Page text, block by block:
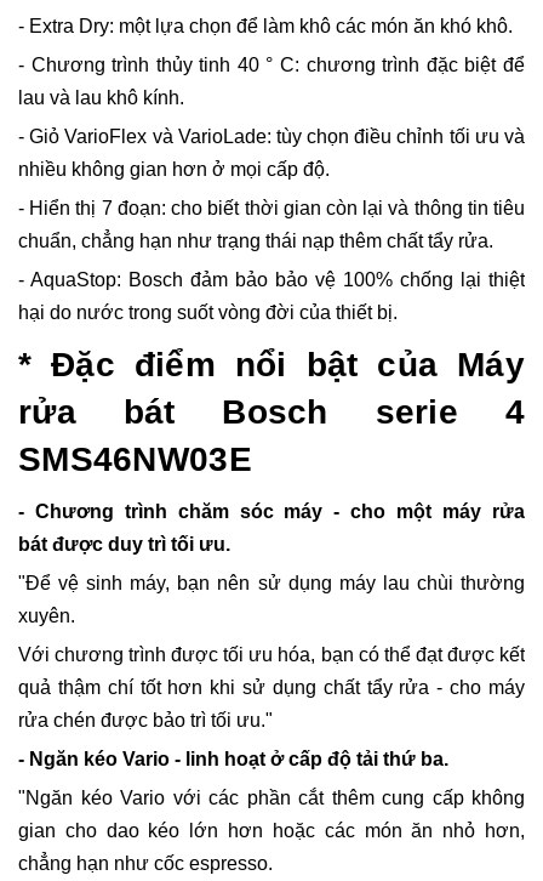
- Extra Dry: một lựa chọn để làm khô các món ăn khó khô.
- Chương trình thủy tinh 40 ° C: chương trình đặc biệt để
lau và lau khô kính.
- Giỏ VarioFlex và VarioLade: tùy chọn điều chỉnh tối ưu và
nhiều không gian hơn ở mọi cấp độ.
- Hiển thị 7 đoạn: cho biết thời gian còn lại và thông tin tiêu
chuẩn, chẳng hạn như trạng thái nạp thêm chất tẩy rửa.
- AquaStop: Bosch đảm bảo bảo vệ 100% chống lại thiệt
hại do nước trong suốt vòng đời của thiết bị.
* Đặc điểm nổi bật của Máy
rửa bát Bosch serie 4
SMS46NW03E
- Chương trình chăm sóc máy - cho một máy rửa
bát được duy trì tối ưu.
"Để vệ sinh máy, bạn nên sử dụng máy lau chùi thường
xuyên.
Với chương trình được tối ưu hóa, bạn có thể đạt được kết
quả thậm chí tốt hơn khi sử dụng chất tẩy rửa - cho máy
rửa chén được bảo trì tối ưu."
- Ngăn kéo Vario - linh hoạt ở cấp độ tải thứ ba.
"Ngăn kéo Vario với các phần cắt thêm cung cấp không
gian cho dao kéo lớn hơn hoặc các món ăn nhỏ hơn,
chẳng hạn như cốc espresso.